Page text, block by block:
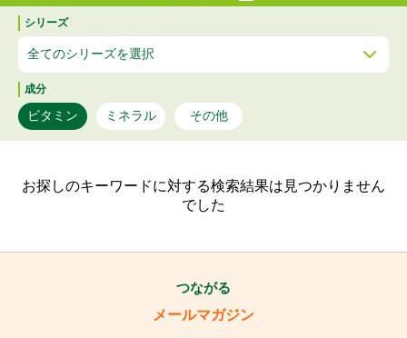
シリーズ
成分
ビタミン ミネラル その他
お探しのキーワードに対する検索結果は見つかりません
でした
つながる
メールマガジン